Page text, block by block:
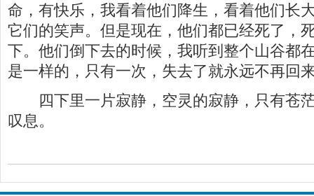
命，有快乐，我看着他们降生，看着他们长
它们的笑声。但是现在，他们都已经死了，
下。他们倒下去的时候，我听到整个山谷都
是一样的，只有一次，失去了就永远不再回
四下里一片寂静，空灵的寂静，只有苍
叹息。